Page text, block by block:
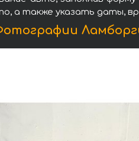
а также указать даты,